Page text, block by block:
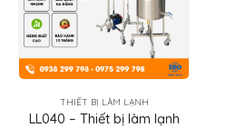
THIẾT BỊ LÀM LẠNH
LL040 – Thiết bị làm lạnh